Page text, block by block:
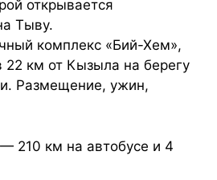
открывается
Тыву.
комплекс «Бий-Хем»,
км от Кызыла на берегу
Размещение, ужин,
210 км на автобусе и 4